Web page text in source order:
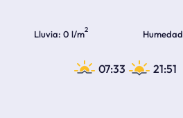
Lluvia 0 l/m2 Humedad
07:33 21:51